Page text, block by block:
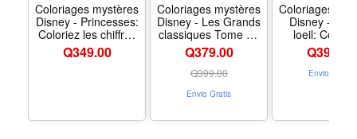
Coloriages mystères
Disney - Princesses:
Coloriez les chiffres
et découvrez limage
- Formato Paperback
Q349.00
Coloriages mystères
Disney - Les Grands
classiques Tome 3 -
Formato Paperback
Q379.00
Q399.00
Envio Gratis
Coloriages
Disney -
loeil:
découvre
nouveau
- Formato
Q399.00
Envio Gratis